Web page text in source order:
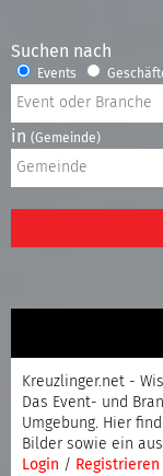
Suchen nach
Events
in (Gemeinde)
Kreuzlinger.net -
Das Event- und
Umgebung. Hier
Bilder sowie ein
Login / Registrieren